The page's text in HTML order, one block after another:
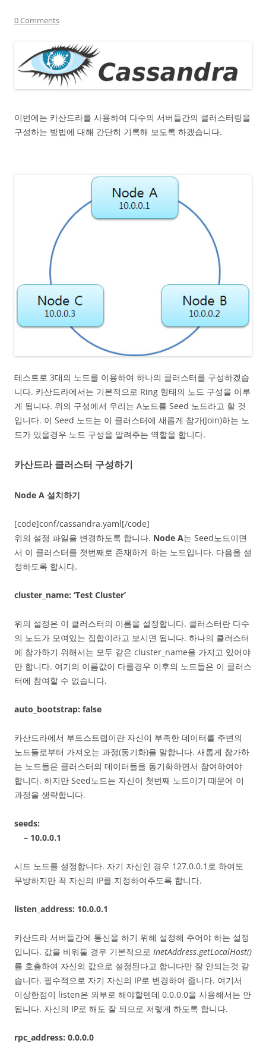
0 Comments
이번에는 카산드라를 사용하여 다수의 서버들간의 클러스터링을
구성하는 방법에 대해 간단히 기록해 보도록 하겠습니다.
테스트로 3대의 노드를 이용하여 하나의 클러스터를 구성하겠습
니다. 카산드라에서는 기본적으로 Ring 형태의 노드 구성을 이루
게 됩니다. 위의 구성에서 우리는 A노드를 Seed 노드라고 할 것
입니다. 이 Seed 노드는 이 클러스터에 새롭게 참가(Join)하는 노
드가 있을경우 노드 구성을 알려주는 역할을 합니다.
카산드라 클러스터 구성하기
Node A 설치하기
[code]conf/cassandra.yaml[/code]
위의 설정 파일을 변경하도록 합니다. Node A는 Seed노드이면
서 이 클러스터를 첫번째로 존재하게 하는 노드입니다. 다음을 설
정하도록 합시다.
cluster_name: ‘Test Cluster’
위의 설정은 이 클러스터의 이름을 설정합니다. 클러스터란 다수
의 노드가 모여있는 집합이라고 보시면 됩니다. 하나의 클러스터
에 참가하기 위해서는 모두 같은 cluster_name을 가지고 있어야
만 합니다. 여기의 이름값이 다를경우 이후의 노드들은 이 클러스
터에 참여할 수 없습니다.
auto_bootstrap: false
카산드라에서 부트스트랩이란 자신이 부족한 데이터를 주변의
노드들로부터 가져오는 과정(동기화)을 말합니다. 새롭게 참가하
는 노드들은 클러스터의 데이터들을 동기화하면서 참여하여야
합니다. 하지만 Seed노드는 자신이 첫번째 노드이기 때문에 이
과정을 생략합니다.
seeds:
– 10.0.0.1
시드 노드를 설정합니다. 자기 자신인 경우 127.0.0.1로 하여도
무방하지만 꼭 자신의 IP를 지정하여주도록 합니다.
listen_address: 10.0.0.1
카산드라 서버들간에 통신을 하기 위해 설정해 주어야 하는 설정
입니다. 값을 비워둘 경우 기본적으로 InetAddress.getLocalHost()
를 호출하여 자신의 값으로 설정된다고 합니다만 잘 안되는것 같
습니다. 필수적으로 자기 자신의 IP로 변경하여 줍니다. 여기서
이상한점이 listen은 외부로 해야할텐데 0.0.0.0을 사용해서는 안
됩니다. 자신의 IP로 해도 잘 되므로 저렇게 하도록 합니다.
rpc_address: 0.0.0.0